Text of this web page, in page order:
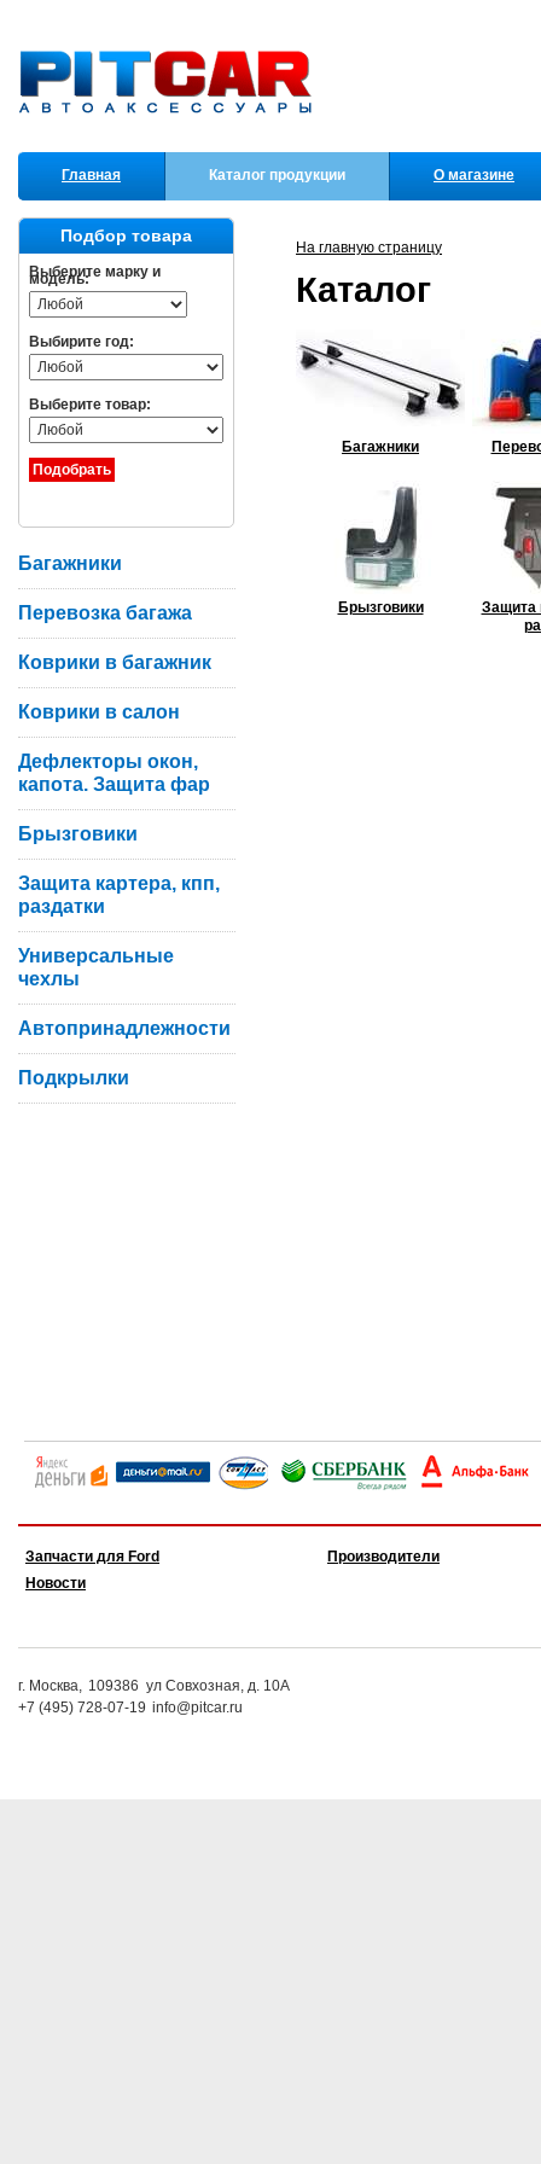
На главную страницу
Каталог
Багажники
Брызговики
Защита
Главная Каталог продукции О магазине
Партнеры
Подбор товара
Выберите марку и
модель:
Выбирите год:
Выберите товар:
Багажники
Перевозка багажа
Коврики в багажник
Коврики в салон
Дефлекторы окон,
капота. Защита фар
Брызговики
Защита картера, кпп,
раздатки
Универсальные
чехлы
Автопринадлежности
Подкрылки
Запчасти для Ford
Новости
Производители
г. Москва, 109386 ул Совхозная, д. 10А
+7 (495) 728-07-19 info@pitcar.ru